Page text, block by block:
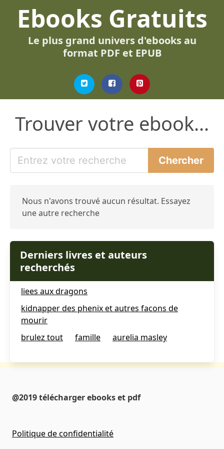
Ebooks Gratuits
Le plus grand univers d'ebooks au
format PDF et EPUB
Trouver votre ebook...
Nous n'avons trouvé aucun résultat. Essayez
une autre recherche
Derniers livres et auteurs
recherchés
liees aux dragons
kidnapper des phenix et autres facons de
mourir
brulez tout
famille aurelia masley
@2019 télécharger ebooks et pdf
Politique de confidentialité